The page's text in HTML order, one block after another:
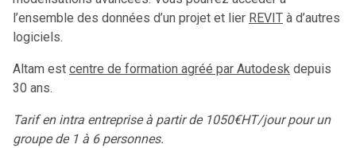
l’ensemble des données d’un projet et lier REVIT à d’autres
logiciels.
Altam est centre de formation agréé par Autodesk depuis
30 ans.
Tarif en intra entreprise à partir de 1050€HT/jour pour un
groupe de 1 à 6 personnes.